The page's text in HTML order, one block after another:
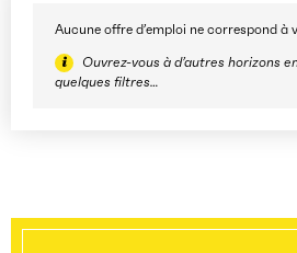
Aucune offre d’emploi ne correspond à
Ouvrez-vous à d’autres horizons
quelques filtres…